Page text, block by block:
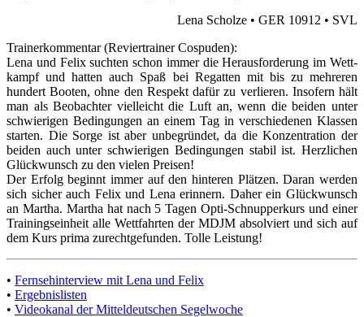
Lena Scholze • GER 10912 • SVL
Trainerkommentar (Reviertrainer Cospuden):
Lena und Felix suchten schon immer die Heraus­forderung im Wett­
kampf und hatten auch Spaß bei Regatten mit bis zu mehreren
hundert Booten, ohne den Respekt dafür zu verlieren. Insofern hält
man als Beobachter viel­leicht die Luft an, wenn die beiden unter
schwierigen Bedingungen an einem Tag in verschiedenen Klassen
starten. Die Sorge ist aber unbegründet, da die Konzen­tration der
beiden auch unter schwierigen Bedingungen stabil ist. Herzlichen
Glückwunsch zu den vielen Preisen!
Der Erfolg beginnt immer auf den hinteren Plätzen. Daran werden
sich sicher auch Felix und Lena erinnern. Daher ein Glückwunsch
an Martha. Martha hat nach 5 Tagen Opti-Schnupper­kurs und einer
Trainings­einheit alle Wett­fahrten der MDJM ab­sol­viert und sich auf
dem Kurs prima zurecht­gefunden. Tolle Leistung!
• Fernsehinterview mit Lena und Felix
• Ergebnislisten
• Videokanal der Mitteldeutschen Segelwoche